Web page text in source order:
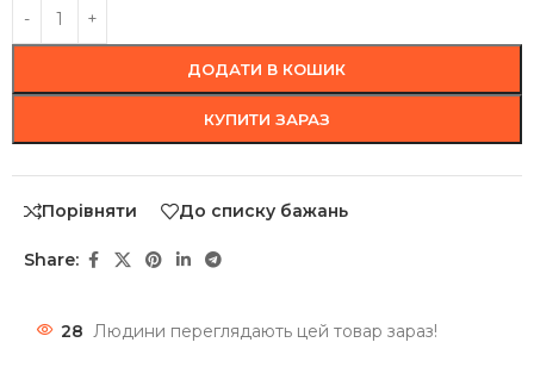
ДОДАТИ В КОШИК
КУПИТИ ЗАРАЗ
Порівняти До списку бажань
Share:
28 Людини переглядають цей товар зараз!